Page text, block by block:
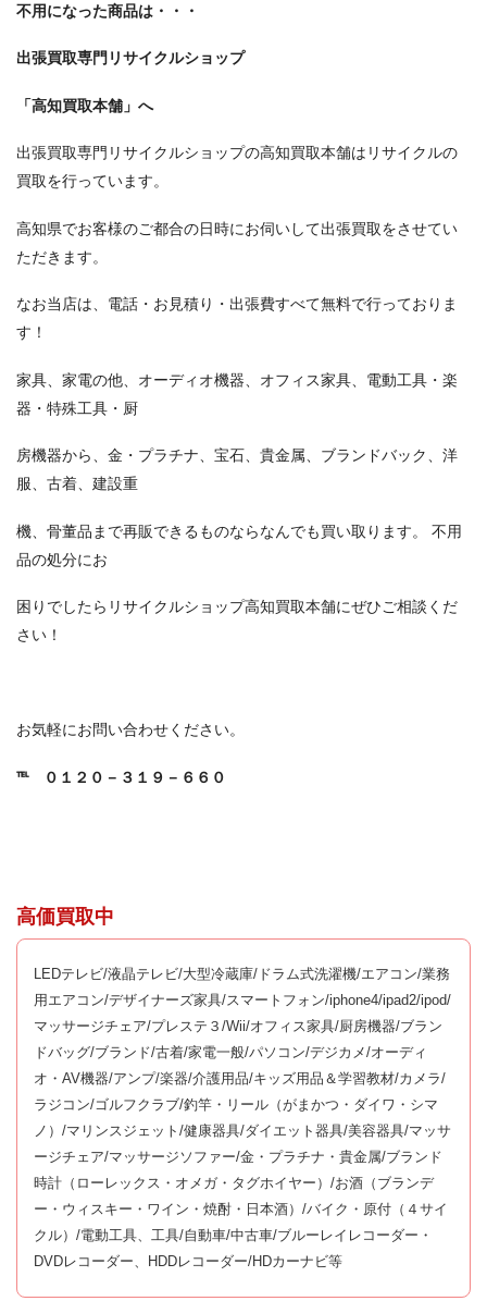
不用になった商品は・・・
出張買取専門リサイクルショップ
「高知買取本舗」へ
出張買取専門リサイクルショップの高知買取本舗はリサイクルの
買取を行っています。
高知県でお客様のご都合の日時にお伺いして出張買取をさせてい
ただきます。
なお当店は、電話・お見積り・出張費すべて無料で行っておりま
す！
家具、家電の他、オーディオ機器、オフィス家具、電動工具・楽
器・特殊工具・厨
房機器から、金・プラチナ、宝石、貴金属、ブランドバック、洋
服、古着、建設重
機、骨董品まで再販できるものならなんでも買い取ります。 不用
品の処分にお
困りでしたらリサイクルショップ高知買取本舗にぜひご相談くだ
さい！
お気軽にお問い合わせください。
℡ ０１２０－３１９－６６０
高価買取中
LEDテレビ/液晶テレビ/大型冷蔵庫/ドラム式洗濯機/エアコン/業務
用エアコン/デザイナーズ家具/スマートフォン/iphone4/ipad2/ipod/
マッサージチェア/プレステ３/Wii/オフィス家具/厨房機器/ブラン
ドバッグ/ブランド/古着/家電一般/パソコン/デジカメ/オーディ
オ・AV機器/アンプ/楽器/介護用品/キッズ用品＆学習教材/カメラ/
ラジコン/ゴルフクラブ/釣竿・リール（がまかつ・ダイワ・シマ
ノ）/マリンスジェット/健康器具/ダイエット器具/美容器具/マッサ
ージチェア/マッサージソファー/金・プラチナ・貴金属/ブランド
時計（ローレックス・オメガ・タグホイヤー）/お酒（ブランデ
ー・ウィスキー・ワイン・焼酎・日本酒）/バイク・原付（４サイ
クル）/電動工具、工具/自動車/中古車/ブルーレイレコーダー・
DVDレコーダー、HDDレコーダー/HDカーナビ等